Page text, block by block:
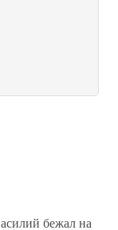
бежал на